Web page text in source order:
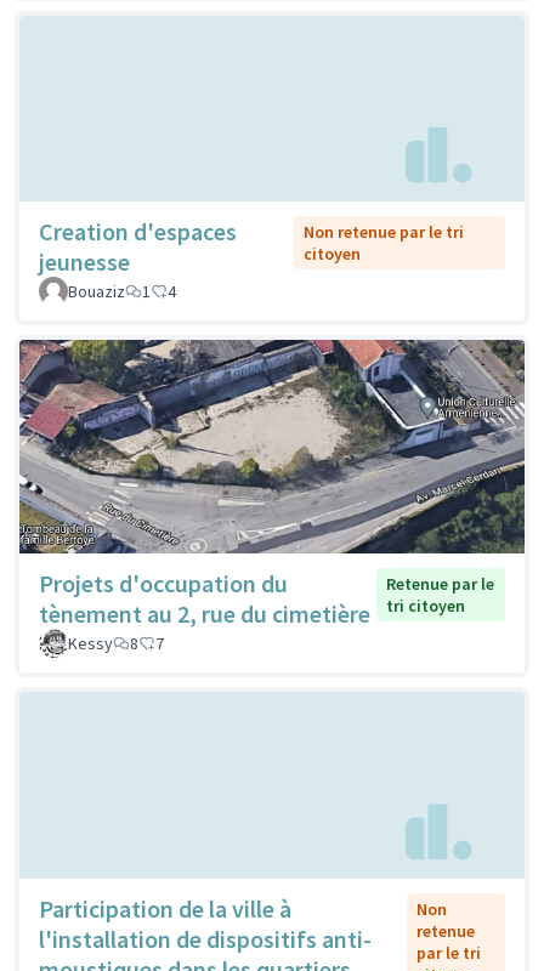
Creation d'espaces
jeunesse
Non retenue par le tri
citoyen
Bouaziz
1 4
Projets d'occupation du
tènement au 2, rue du cimetière
Retenue par le
tri citoyen
Kessy
8 7
Participation de la ville à
l'installation de dispositifs anti-
Non
retenue
par le tri